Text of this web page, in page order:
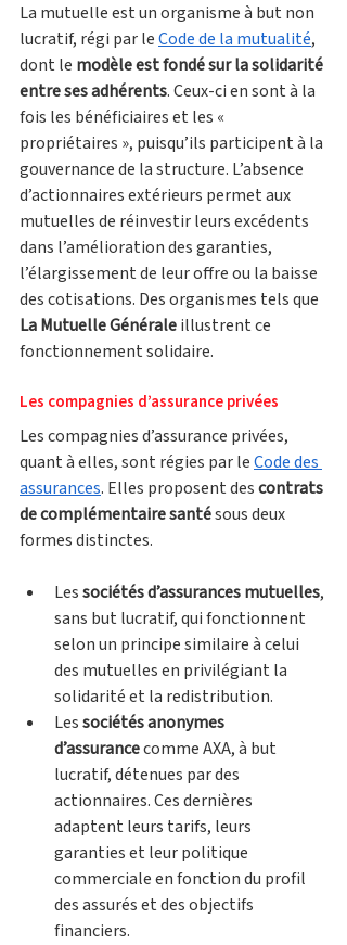
La mutuelle est un organisme à but non
lucratif, régi par le Code de la mutualité,
dont le modèle est fondé sur la solidarité
entre ses adhérents. Ceux-ci en sont à la
fois les bénéficiaires et les «
propriétaires », puisqu’ils participent à la
gouvernance de la structure. L’absence
d’actionnaires extérieurs permet aux
mutuelles de réinvestir leurs excédents
dans l’amélioration des garanties,
l’élargissement de leur offre ou la baisse
des cotisations. Des organismes tels que
La Mutuelle Générale illustrent ce
fonctionnement solidaire.
Les compagnies d’assurance privées
Les compagnies d’assurance privées,
quant à elles, sont régies par le Code des
assurances. Elles proposent des contrats
de complémentaire santé sous deux
formes distinctes.
Les sociétés d’assurances mutuelles,
sans but lucratif, qui fonctionnent
selon un principe similaire à celui
des mutuelles en privilégiant la
solidarité et la redistribution.
Les sociétés anonymes
d’assurance comme AXA, à but
lucratif, détenues par des
actionnaires. Ces dernières
adaptent leurs tarifs, leurs
garanties et leur politique
commerciale en fonction du profil
des assurés et des objectifs
financiers.